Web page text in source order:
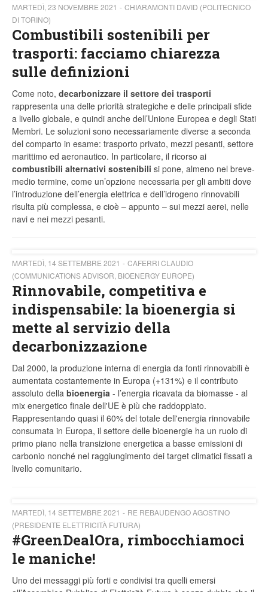
MARTEDÌ, 23 NOVEMBRE 2021
CHIARAMONTI DAVID (POLITECNICO
DI TORINO)
Combustibili sostenibili per
trasporti: facciamo chiarezza
sulle definizioni
Come noto, decarbonizzare il settore dei trasporti
rappresenta una delle priorità strategiche e delle principali sfide
a livello globale, e quindi anche dell’Unione Europea e degli Stati
Membri. Le soluzioni sono necessariamente diverse a seconda
del comparto in esame: trasporto privato, mezzi pesanti, settore
marittimo ed aeronautico. In particolare, il ricorso ai
combustibili alternativi sostenibili si pone, almeno nel breve-
medio termine, come un’opzione necessaria per gli ambiti dove
l’introduzione dell’energia elettrica e dell’idrogeno rinnovabili
risulta più complessa, e cioè – appunto – sui mezzi aerei, nelle
navi e nei mezzi pesanti.
MARTEDÌ, 14 SETTEMBRE 2021
CAFERRI CLAUDIO
(COMMUNICATIONS ADVISOR, BIOENERGY EUROPE)
Rinnovabile, competitiva e
indispensabile: la bioenergia si
mette al servizio della
decarbonizzazione
Dal 2000, la produzione interna di energia da fonti rinnovabili è
aumentata costantemente in Europa (+131%) e il contributo
assoluto della bioenergia - l’energia ricavata da biomasse - al
mix energetico finale dell'UE è più che raddoppiato.
Rappresentando quasi il 60% del totale dell'energia rinnovabile
consumata in Europa, il settore delle bioenergie ha un ruolo di
primo piano nella transizione energetica a basse emissioni di
carbonio nonché nel raggiungimento dei target climatici fissati a
livello comunitario.
MARTEDÌ, 14 SETTEMBRE 2021
RE REBAUDENGO AGOSTINO
(PRESIDENTE ELETTRICITÀ FUTURA)
#GreenDealOra, rimbocchiamoci
le maniche!
Uno dei messaggi più forti e condivisi tra quelli emersi